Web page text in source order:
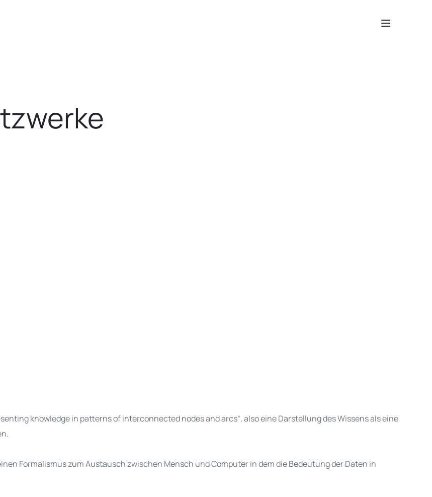
knowledge in patterns of interconnected nodes and arcs“, also eine Darstellung des Wissens als eine
Formalismus zum Austausch zwischen Mensch und Computer in dem die Bedeutung der Daten in